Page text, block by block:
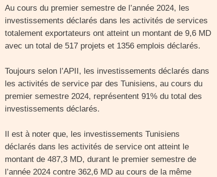
Au cours du premier semestre de l’année 2024, les
investissements déclarés dans les activités de services
totalement exportateurs ont atteint un montant de 9,6 MD
avec un total de 517 projets et 1356 emplois déclarés.
Toujours selon l’APII, les investissements déclarés dans
les activités de service par des Tunisiens, au cours du
premier semestre 2024, représentent 91% du total des
investissements déclarés.
Il est à noter que, les investissements Tunisiens
déclarés dans les activités de service ont atteint le
montant de 487,3 MD, durant le premier semestre de
l’année 2024 contre 362,6 MD au cours de la même